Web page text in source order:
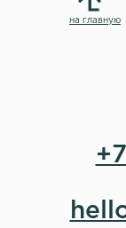
на главную